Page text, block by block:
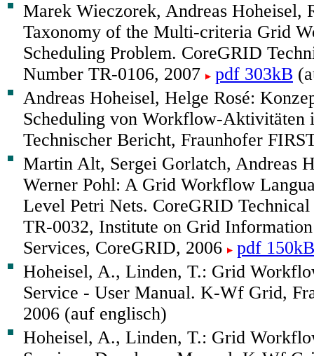
Marek Wieczorek, Andreas Hoheisel,
Taxonomy of the Multi-criteria Grid
Scheduling Problem. CoreGRID
Number TR-0106, 2007
pdf 303kB
Andreas Hoheisel, Helge Rosé:
Scheduling von Workflow-Aktivitäten
Technischer Bericht, Fraunhofer
Martin Alt, Sergei Gorlatch, Andreas
Werner Pohl: A Grid Workflow
Level Petri Nets. CoreGRID
TR-0032, Institute on Grid
Services, CoreGRID, 2006
pdf 150kB
Hoheisel, A., Linden, T.: Grid
Service - User Manual. K-Wf Grid,
2006 (auf englisch)
Hoheisel, A., Linden, T.: Grid